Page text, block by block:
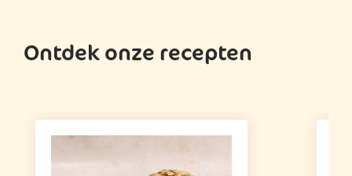
Ontdek onze recepten